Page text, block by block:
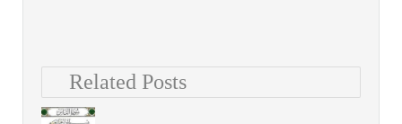
Related Posts